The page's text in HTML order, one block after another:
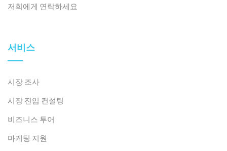
저희에게 연락하세요
서비스
시장 조사
시장 진입 컨설팅
비즈니스 투어
마케팅 지원